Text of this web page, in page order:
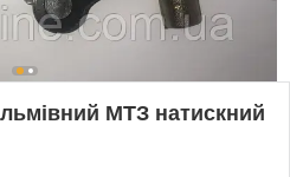
МТЗ натискний